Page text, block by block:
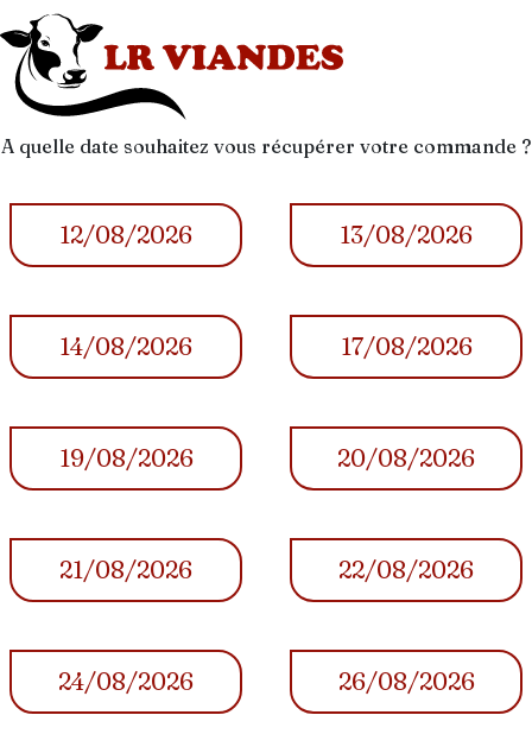
A quelle date souhaitez vous récupérer votre commande ?
12/08/2026 13/08/2026
14/08/2026 17/08/2026
19/08/2026 20/08/2026
21/08/2026 22/08/2026
24/08/2026 26/08/2026